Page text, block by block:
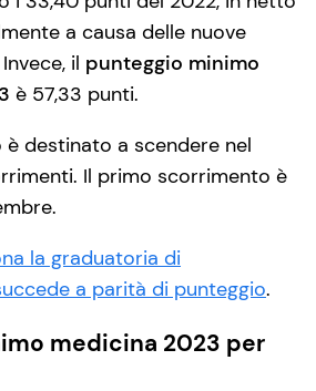
a causa delle nuove
il punteggio minimo
è 57,33 punti.
destinato a scendere nel
Il primo scorrimento è
la graduatoria di
a parità di punteggio.
medicina 2023 per